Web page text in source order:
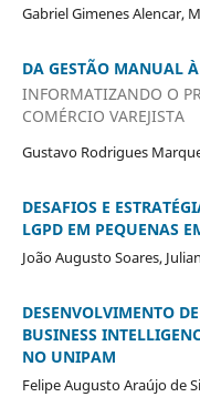
Gabriel Gimenes Alencar,
DA GESTÃO MANUAL
INFORMATIZANDO O
COMÉRCIO VAREJISTA
Gustavo Rodrigues
DESAFIOS E
LGPD EM PEQUENAS
João Augusto Soares,
DESENVOLVIMENTO
BUSINESS
NO UNIPAM
Felipe Augusto Araújo de